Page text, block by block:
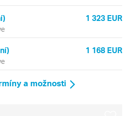
1 323 EUR
1 168 EUR
a možnosti